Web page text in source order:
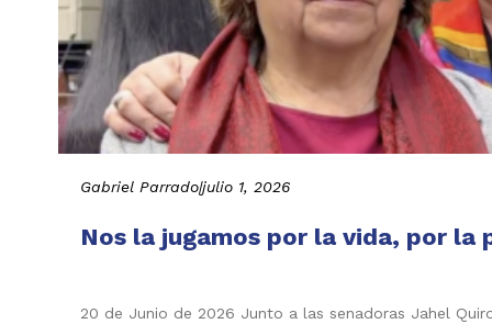
Gabriel Parrado|julio 1, 2026
Nos la jugamos por la vida, por
20 de Junio de 2026 Junto a las senadoras Jahel